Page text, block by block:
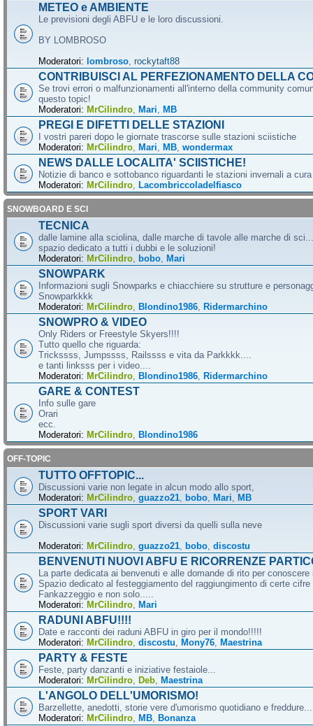
METEO e AMBIENTE
Le previsioni degli ABFU e le loro discussioni.
BY LOMBROSO
Moderatori: lombroso rockytaft88
CONTRIBUISCI AL PERFEZIONAMENTO DELLA
Se trovi errori o malfunzionamenti all'interno della community
questo topic!
Moderatori: MrCilindro Mari MB
PREGI E DIFETTI DELLE STAZIONI
I vostri pareri dopo le giornate trascorse sulle stazioni sciistiche
Moderatori: MrCilindro Mari MB wondermax
NEWS DALLE LOCALITA' SCIISTICHE!
Notizie di banco e sottobanco riguardanti le stazioni invernali a
Moderatori: MrCilindro Lacombriccoladelfiasco
SNOWBOARD E SCI
TECNICA
dalle lamine alla sciolina, dalle marche di tavole alle marche di
spazio dedicato a tutti i dubbi e le soluzioni!
Moderatori: MrCilindro bobo Mari
SNOWPARK
Informazioni sugli Snowparks e chiacchiere su strutture e
Snowparkkkk
Moderatori: MrCilindro Blondino1986 Ridermarchino
SNOWPRO & VIDEO
Only Riders or Freestyle Skyers!!!!
Tutto quello che riguarda:
Trickssss, Jumpssss, Railssss e vita da Parkkkk....
e tanti linksss per i video....
Moderatori: MrCilindro Blondino1986 Ridermarchino
GARE & CONTEST
Info sulle gare
Orari
ecc.
Moderatori: MrCilindro Blondino1986
OFF-TOPIC
TUTTO OFFTOPIC...
Discussioni varie non legate in alcun modo allo sport,
Moderatori: MrCilindro guazzo21 bobo Mari MB
SPORT VARI
Discussioni varie sugli sport diversi da quelli sulla neve
Moderatori: MrCilindro guazzo21 bobo discostu
BENVENUTI NUOVI ABFU E RICORRENZE
La parte dedicata ai benvenuti e alle domande di rito per
Spazio dedicato al festeggiamento del raggiungimento di certe cifre
Fankazzeggio e non solo.....
Moderatori: MrCilindro Mari
RADUNI ABFU!!!!
Date e racconti dei raduni ABFU in giro per il mondo!!!!!
Moderatori: MrCilindro discostu Mony76 Maestrina
PARTY & FESTE
Feste, party danzanti e iniziative festaiole...
Moderatori: MrCilindro Deb Maestrina
L'ANGOLO DELL'UMORISMO!
Barzellette, anedotti, storie vere d'umorismo quotidiano e
Moderatori: MrCilindro MB Bonanza